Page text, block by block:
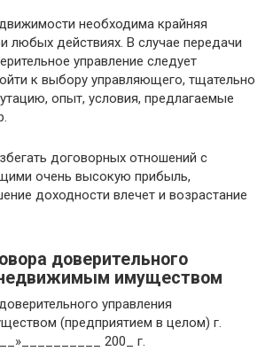
необходима крайняя
любых действиях. В случае передачи
управление следует
к выбору управляющего, тщательно
опыт, условия, предлагаемые
договорных отношений с
очень высокую прибыль,
доходности влечет и возрастание
доверительного
имуществом
управления
(предприятием в целом) г.
200_ г.